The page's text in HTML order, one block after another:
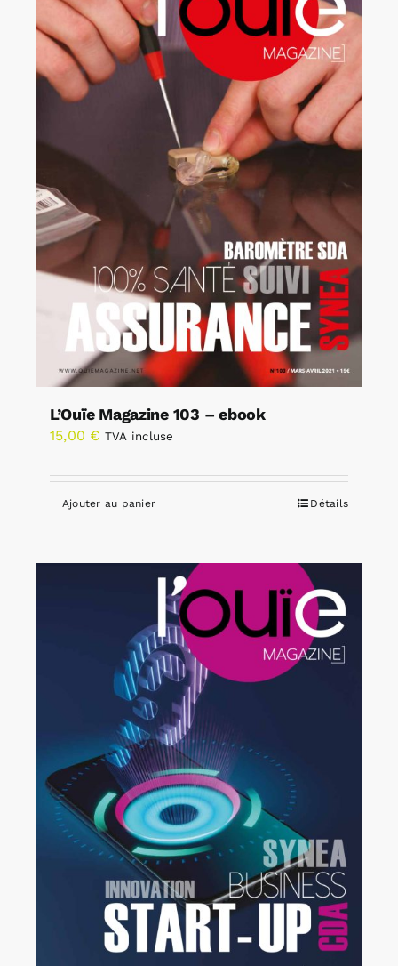
L’Ouïe Magazine 103 – ebook
15,00 € TVA incluse
Ajouter au panier Détails